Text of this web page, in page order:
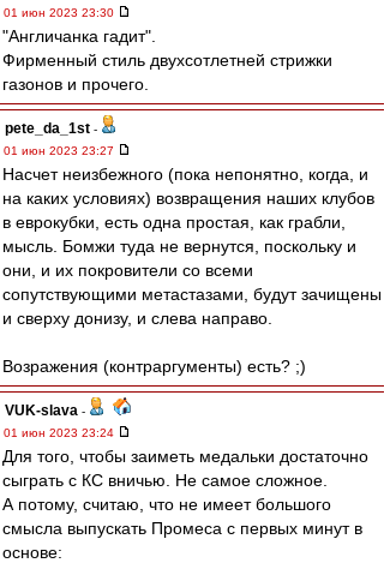
01 июн 2023 23:30
"Англичанка гадит".
Фирменный стиль двухсотлетней стрижки
газонов и прочего.
pete_da_1st -
01 июн 2023 23:27
Насчет неизбежного (пока непонятно, когда, и
на каких условиях) возвращения наших клубов
в еврокубки, есть одна простая, как грабли,
мысль. Бомжи туда не вернутся, поскольку и
они, и их покровители сo всеми
сопутствующими метастазами, будут зачищены
и сверху донизу, и слева направо.
Возражения (контраргументы) есть? ;)
VUK-slava -
01 июн 2023 23:24
Для того, чтобы заиметь медальки достаточно
сыграть с КС вничью. Не самое сложное.
А потому, считаю, что не имеет большого
смысла выпускать Промеса с первых минут в
основе: